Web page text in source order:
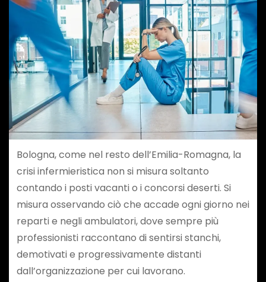
Bologna, come nel resto dell’Emilia-Romagna, la
crisi infermieristica non si misura soltanto
contando i posti vacanti o i concorsi deserti. Si
misura osservando ciò che accade ogni giorno nei
reparti e negli ambulatori, dove sempre più
professionisti raccontano di sentirsi stanchi,
demotivati e progressivamente distanti
dall’organizzazione per cui lavorano.